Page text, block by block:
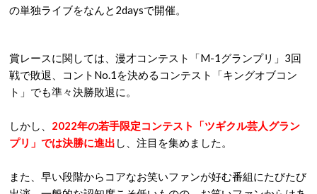
の単独ライブをなんと2daysで開催。
賞レースに関しては、漫才コンテスト「M-1グランプリ」3回
戦で敗退、コントNo.1を決めるコンテスト「キングオブコン
ト」でも準々決勝敗退に。
しかし、 2022年の若手限定コンテスト「ツギクル芸人グラン
プリ」では決勝に進出 し、注目を集めました。
また、早い段階からコアなお笑いファンが好む番組にたびたび